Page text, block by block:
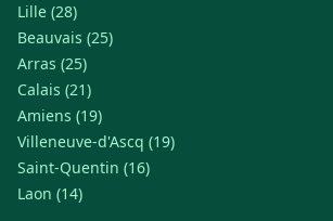
Lille (28)
Beauvais (25)
Arras (25)
Calais (21)
Amiens (19)
Villeneuve-d'Ascq (19)
Saint-Quentin (16)
Laon (14)